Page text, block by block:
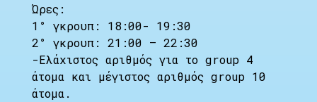
Ώρες:
1° γκρουπ: 18:00- 19:30
2° γκρουπ: 21:00 – 22:30
-Ελάχιστος αριθμός για το group 4
άτομα και μέγιστος αριθμός group 10
άτομα.